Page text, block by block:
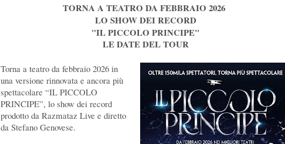
TORNA A TEATRO DA FEBBRAIO 2026
LO SHOW DEI RECORD
"IL PICCOLO PRINCIPE"
LE DATE DEL TOUR
Torna a teatro da febbraio 2026 in
una versione rinnovata e ancora più
spettacolare “IL PICCOLO
PRINCIPE”, lo show dei record
prodotto da Razmataz Live e diretto
da Stefano Genovese.